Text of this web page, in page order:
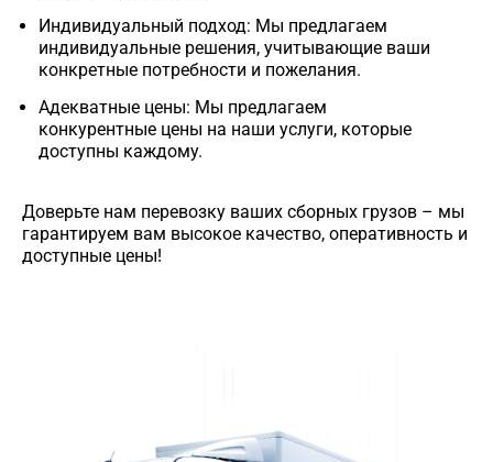
Индивидуальный подход: Мы предлагаем
индивидуальные решения, учитывающие ваши
конкретные потребности и пожелания.
Адекватные цены: Мы предлагаем
конкурентные цены на наши услуги, которые
доступны каждому.
Доверьте нам перевозку ваших сборных грузов – мы
гарантируем вам высокое качество, оперативность и
доступные цены!